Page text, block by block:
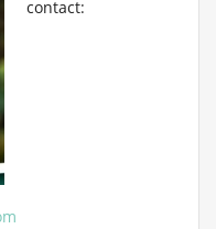
contact: